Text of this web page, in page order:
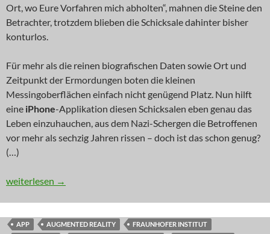
Ort, wo Eure Vorfahren mich abholten“, mahnen die Steine den
Betrachter, trotzdem blieben die Schicksale dahinter bisher
konturlos.
Für mehr als die reinen biografischen Daten sowie Ort und
Zeitpunkt der Ermordungen boten die kleinen
Messingoberflächen einfach nicht genügend Platz. Nun hilft
eine iPhone-Applikation diesen Schicksalen eben genau das
Leben einzuhauchen, aus dem Nazi-Schergen die Betroffenen
vor mehr als sechzig Jahren rissen – doch ist das schon genug?
(…)
DIGITAL GAME-BASED LEARNING: Stolpersteine
weiterlesen →
APP AUGMENTED REALITY
FRAUNHOFER INSTITUT